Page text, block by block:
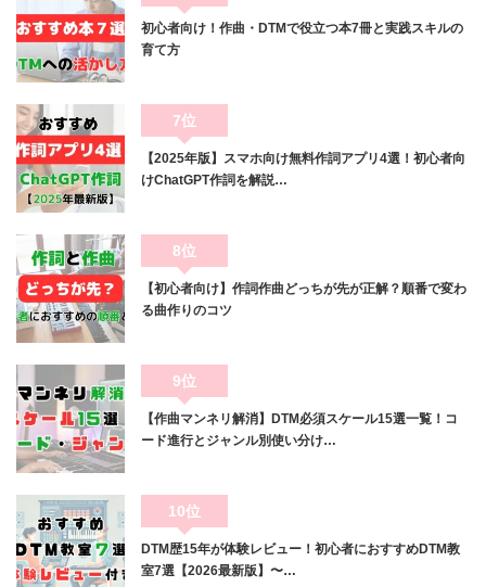
初心者向け！作曲・DTMで役立つ本7冊と実践スキルの
育て方
7位
【2025年版】スマホ向け無料作詞アプリ4選！初心者向
けChatGPT作詞を解説…
8位
【初心者向け】作詞作曲どっちが先が正解？順番で変わ
る曲作りのコツ
9位
【作曲マンネリ解消】DTM必須スケール15選一覧！コ
ード進行とジャンル別使い分け…
10位
DTM歴15年が体験レビュー！初心者におすすめDTM教
室7選【2026最新版】〜…